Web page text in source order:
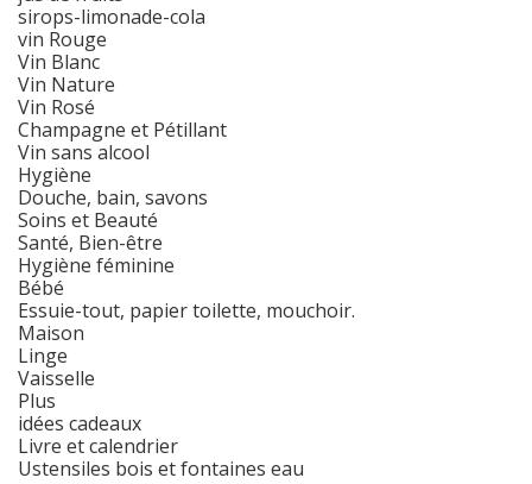
sirops-limonade-cola
vin Rouge
Vin Blanc
Vin Nature
Vin Rosé
Champagne et Pétillant
Vin sans alcool
Hygiène
Douche, bain, savons
Soins et Beauté
Santé, Bien-être
Hygiène féminine
Bébé
Essuie-tout, papier toilette, mouchoir.
Maison
Linge
Vaisselle
Plus
idées cadeaux
Livre et calendrier
Ustensiles bois et fontaines eau